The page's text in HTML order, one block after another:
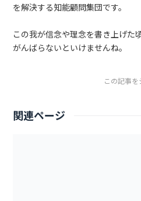
を解決する知能顧問集団です。
この我が信念や理念を書き上げた
がんばらないといけませんね。
この記事を
関連ページ